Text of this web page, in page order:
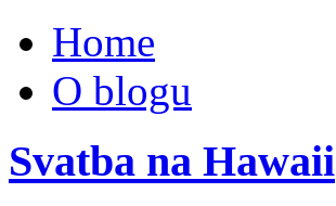
Home
O blogu
Svatba na Hawaii